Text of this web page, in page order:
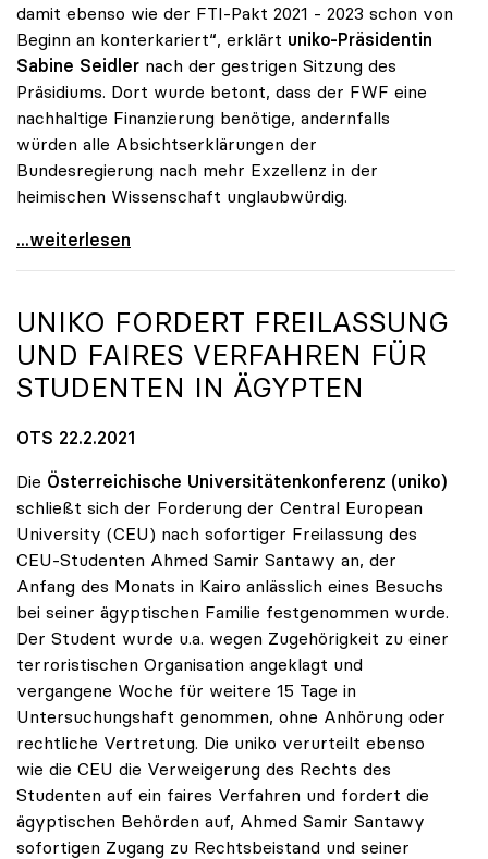
damit ebenso wie der FTI-Pakt 2021 - 2023 schon von
Beginn an konterkariert“, erklärt uniko-Präsidentin
Sabine Seidler nach der gestrigen Sitzung des
Präsidiums. Dort wurde betont, dass der FWF eine
nachhaltige Finanzierung benötige, andernfalls
würden alle Absichtserklärungen der
Bundesregierung nach mehr Exzellenz in der
heimischen Wissenschaft unglaubwürdig.
uniko über Wegfall von Förderungen des
...weiterlesen
UNIKO FORDERT FREILASSUNG
UND FAIRES VERFAHREN FÜR
STUDENTEN IN ÄGYPTEN
OTS 22.2.2021
Die Österreichische Universitätenkonferenz (uniko)
schließt sich der Forderung der Central European
University (CEU) nach sofortiger Freilassung des
CEU-Studenten Ahmed Samir Santawy an, der
Anfang des Monats in Kairo anlässlich eines Besuchs
bei seiner ägyptischen Familie festgenommen wurde.
Der Student wurde u.a. wegen Zugehörigkeit zu einer
terroristischen Organisation angeklagt und
vergangene Woche für weitere 15 Tage in
Untersuchungshaft genommen, ohne Anhörung oder
rechtliche Vertretung. Die uniko verurteilt ebenso
wie die CEU die Verweigerung des Rechts des
Studenten auf ein faires Verfahren und fordert die
ägyptischen Behörden auf, Ahmed Samir Santawy
sofortigen Zugang zu Rechtsbeistand und seiner